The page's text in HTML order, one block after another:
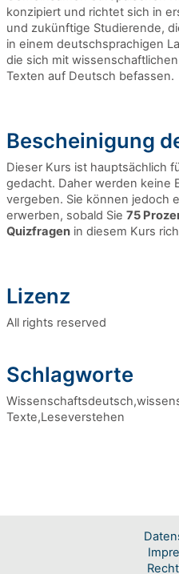
konzipiert und richtet sich in
und zukünftige Studierende,
in einem deutschsprachigen
die sich mit
Texten auf Deutsch befassen.
Bescheinigung
Dieser Kurs ist hauptsächlich
gedacht. Daher werden keine
vergeben. Sie können jedoch
erwerben, sobald Sie 75
Quizfragen in diesem Kurs
Lizenz
All rights reserved
Schlagworte
Texte,Leseverstehen